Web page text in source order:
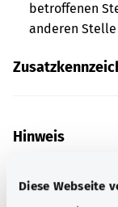
Diese Webseite
betroffenen
anderen
Hinweis